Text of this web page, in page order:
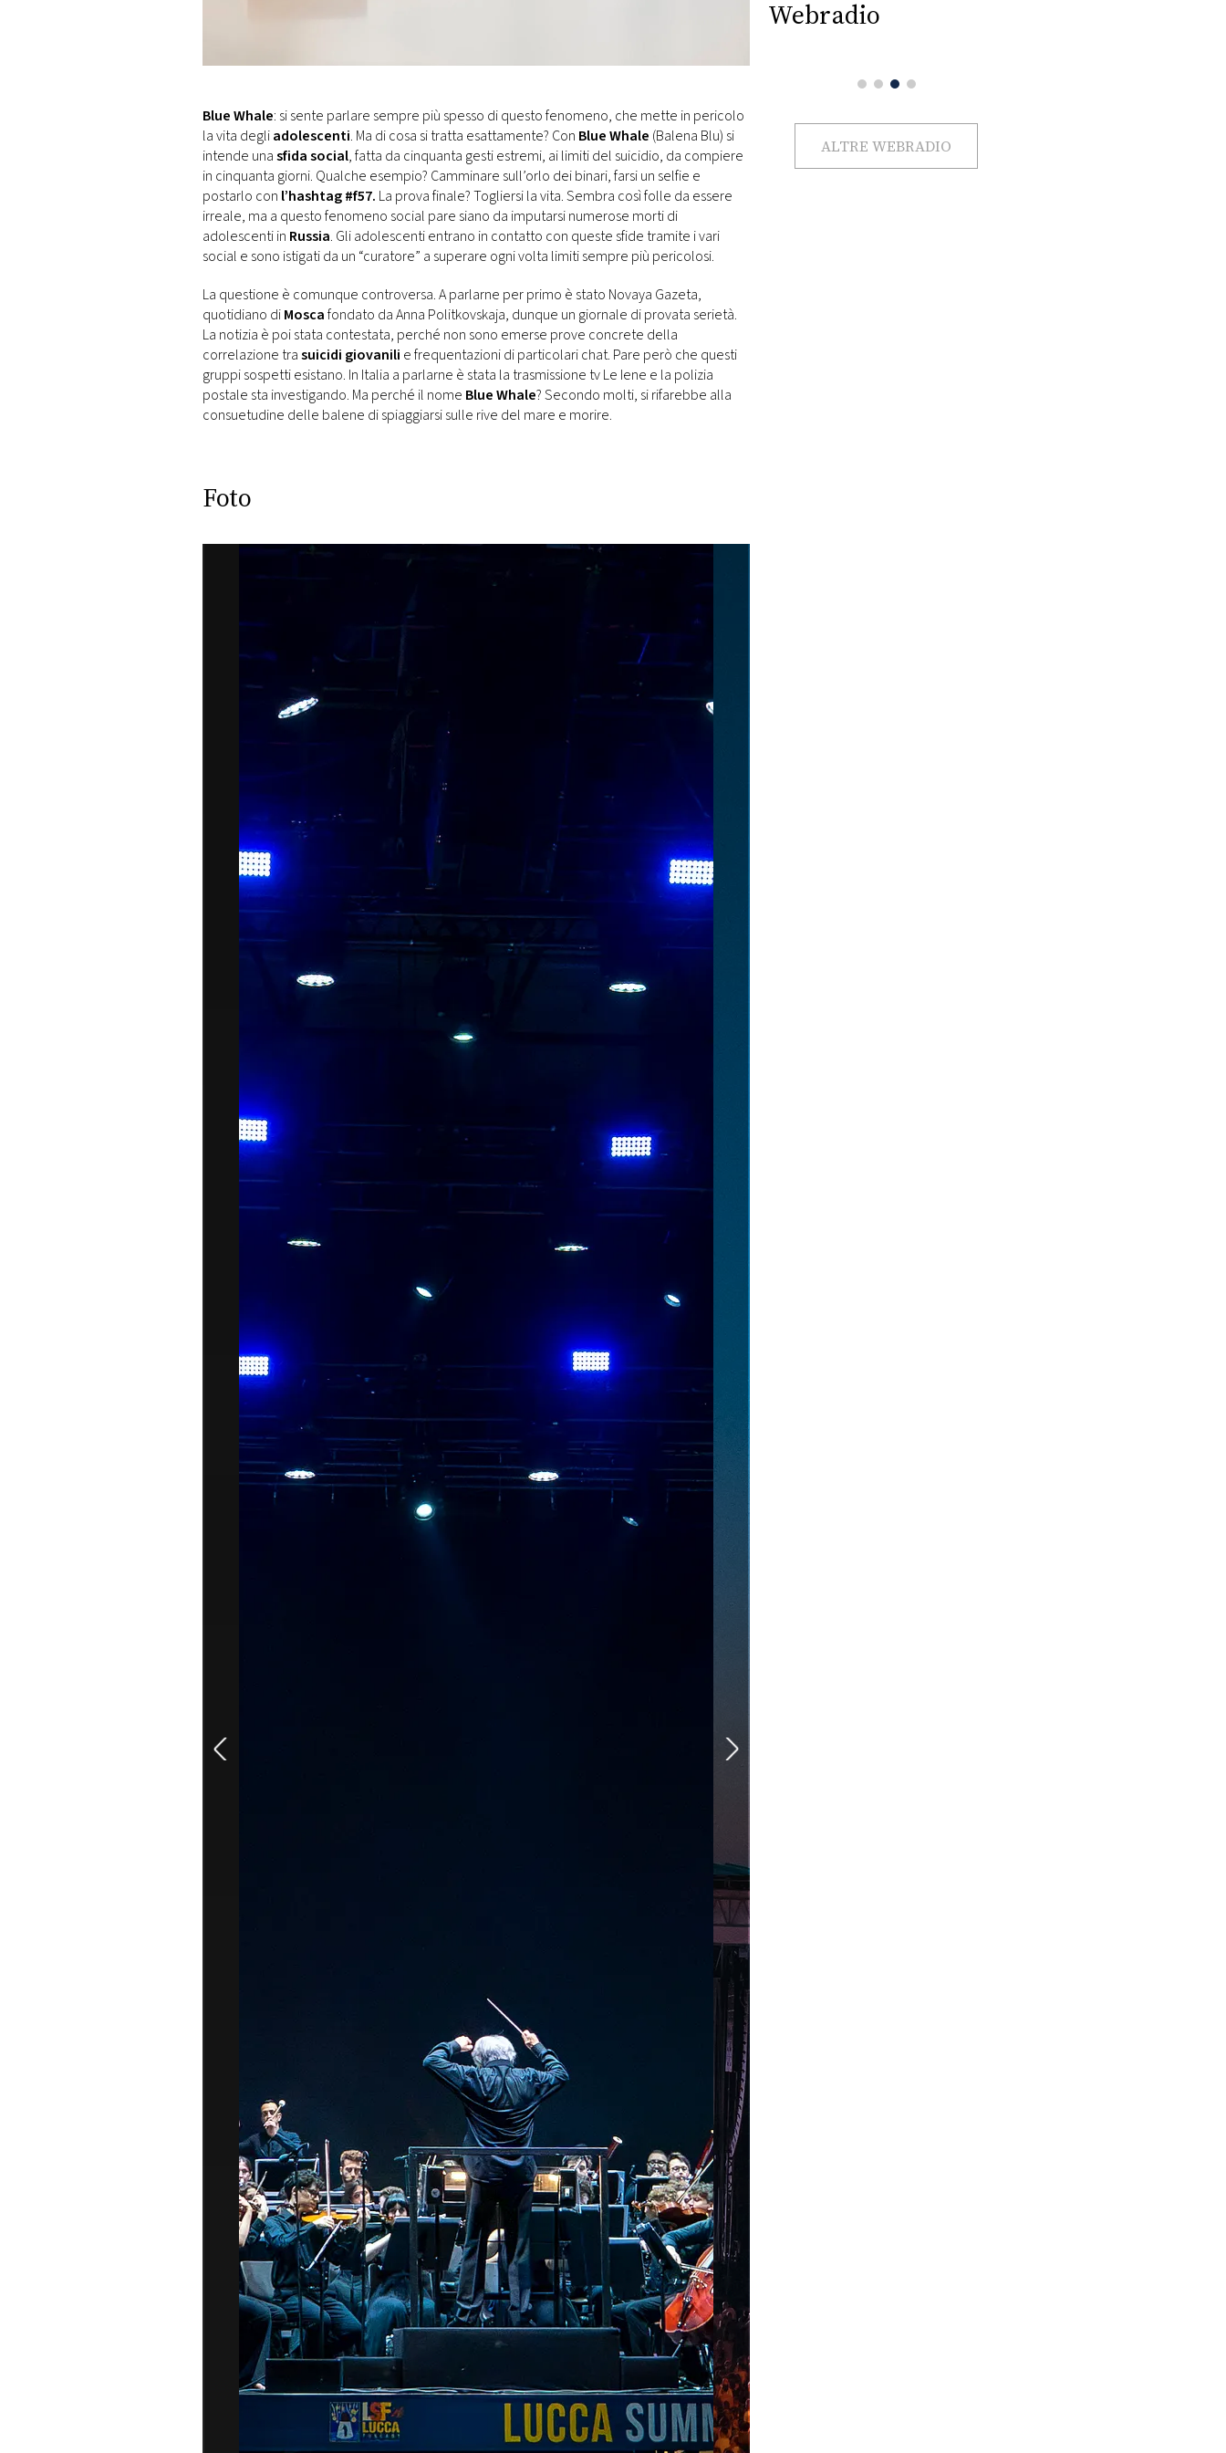
Blue Whale: si sente parlare sempre più spesso di questo fenomeno, che mette in pericolo
la vita degliadolescenti. Ma di cosa si tratta esattamente? Con Blue Whale (Balena Blu) si
intende unasfida social, fatta da cinquanta gesti estremi, ai limiti del suicidio, da compiere
in cinquanta giorni. Qualche esempio? Camminare sull’orlo dei binari, farsi un selfie e
postarlo con l’hashtag #f57. La prova finale? Togliersi la vita. Sembra così folle da essere
irreale, ma a questo fenomeno social pare siano da imputarsi numerose morti di
adolescenti in Russia. Gli adolescenti entrano in contatto con queste sfide tramite i vari
social e sono istigati da un “curatore” a superare ogni volta limiti sempre più pericolosi.
La questione è comunque controversa. A parlarne per primo è stato Novaya Gazeta,
quotidiano diMoscafondato da Anna Politkovskaja, dunque un giornale di provata serietà.
La notizia è poi stata contestata, perché non sono emerse prove concrete della
correlazione trasuicidi giovanili e frequentazioni di particolari chat. Pare però che questi
gruppi sospetti esistano. In Italia a parlarne è stata la trasmissione tv Le Iene e la polizia
postale sta investigando. Ma perché il nome Blue Whale? Secondo molti, si rifarebbe alla
consuetudine delle balene di spiaggiarsi sulle rive del mare e morire.
Foto
Webradio
ALTRE WEBRADIO